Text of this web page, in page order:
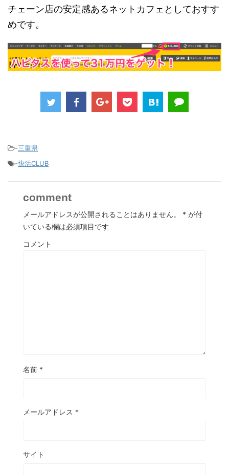
チェーン店の安定感あるネットカフェとしておすす
めです。
-三重県
-快活CLUB
comment
メールアドレスが公開されることはありません。 * が付
いている欄は必須項目です
コメント
名前 *
メールアドレス *
サイト